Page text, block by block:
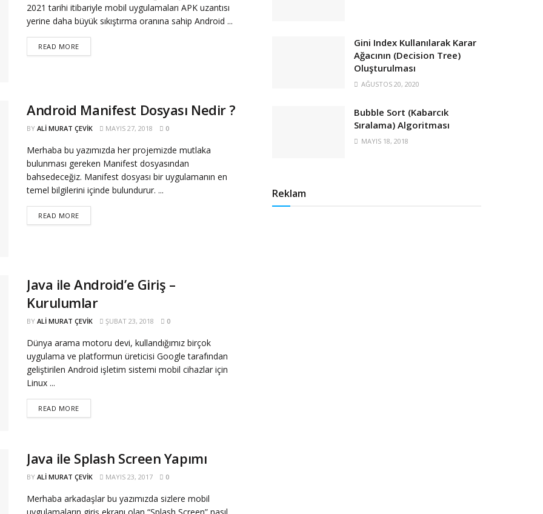
2021 tarihi itibariyle mobil uygulamaları APK uzantısı
yerine daha büyük sıkıştırma oranına sahip Android ...
READ MORE
Android Manifest Dosyası Nedir ?
BY ALI MURAT ÇEVIK MAYIS 27, 2018 0
Merhaba bu yazımızda her projemizde mutlaka
bulunması gereken Manifest dosyasından
bahsedeceğiz. Manifest dosyası bir uygulamanın en
temel bilgilerini içinde bulundurur. ...
READ MORE
Java ile Android’e Giriş –
Kurulumlar
BY ALI MURAT ÇEVIK ŞUBAT 23, 2018 0
Dünya arama motoru devi, kullandığımız birçok
uygulama ve platformun üreticisi Google tarafından
geliştirilen Android işletim sistemi mobil cihazlar için
Linux ...
READ MORE
Java ile Splash Screen Yapımı
BY ALI MURAT ÇEVIK MAYIS 23, 2017 0
Merhaba arkadaşlar bu yazımızda sizlere mobil
Gini Index Kullanılarak Karar
Ağacının (Decision Tree)
Oluşturulması
AĞUSTOS 20, 2020
Bubble Sort (Kabarcık
Sıralama) Algoritması
MAYIS 18, 2018
Reklam